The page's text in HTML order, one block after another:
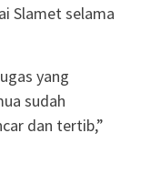
Slamet selama
yang
sudah
dan tertib,”